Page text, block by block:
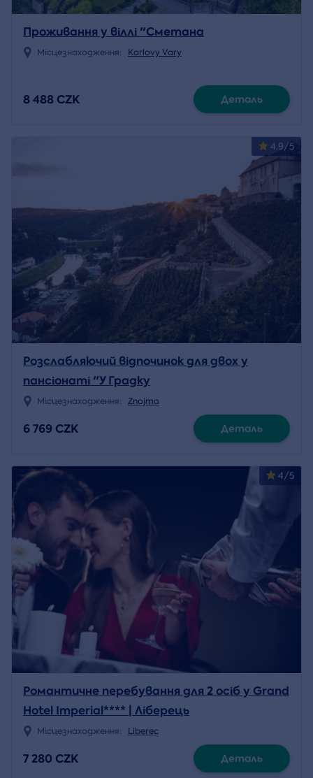
Проживання у віллі "Сметана
Місцезнаходження: Karlovy Vary
8 488 CZK Деталь
4.9/5
Розслабляючий відпочинок для двох у
пансіонаті "У Градку
Місцезнаходження: Znojmo
6 769 CZK Деталь
4/5
Романтичне перебування для 2 осіб у Grand
Hotel Imperial**** | Ліберець
Місцезнаходження: Liberec
7 280 CZK Деталь